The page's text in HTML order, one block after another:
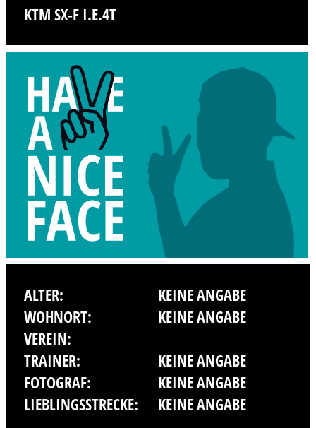
KTM SX-F I.E.4T
ALTER:
KEINE ANGABE
WOHNORT:
KEINE ANGABE
VEREIN:
TRAINER:
KEINE ANGABE
FOTOGRAF:
KEINE ANGABE
LIEBLINGSSTRECKE:
KEINE ANGABE